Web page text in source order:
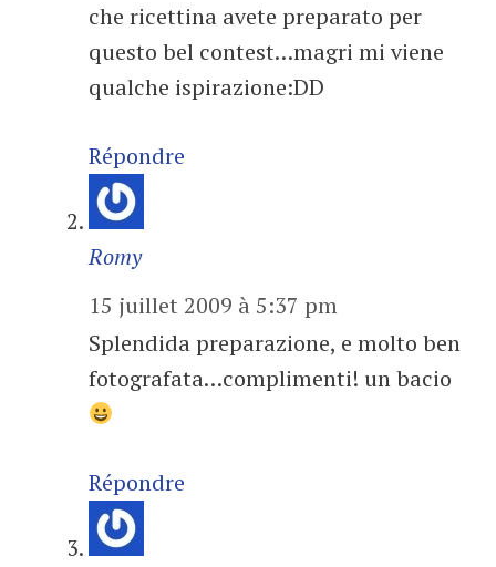
che ricettina avete preparato per
questo bel contest…magri mi viene
qualche ispirazione:DD
Répondre
Romy
15 juillet 2009 à 5:37 pm
Splendida preparazione, e molto ben
fotografata…complimenti! un bacio
Répondre